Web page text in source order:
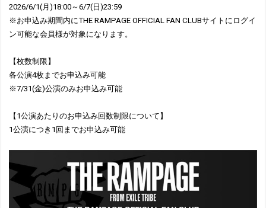
2026/6/1(月)18:00～6/7(日)23:59
※お申込み期間内にTHE RAMPAGE OFFICIAL FAN CLUBサイトにログイ
ン可能な会員様が対象になります。
【枚数制限】
各公演4枚までお申込み可能
※7/31(金)公演のみお申込み可能
【1公演あたりのお申込み回数制限について】
1公演につき1回までお申込み可能